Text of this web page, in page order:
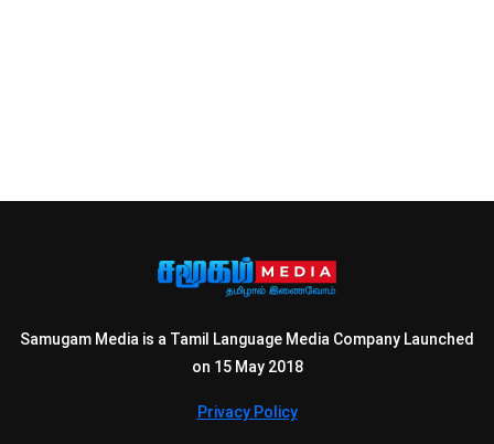
Samugam Media is a Tamil Language Media Company Launched
on 15 May 2018
Privacy Policy